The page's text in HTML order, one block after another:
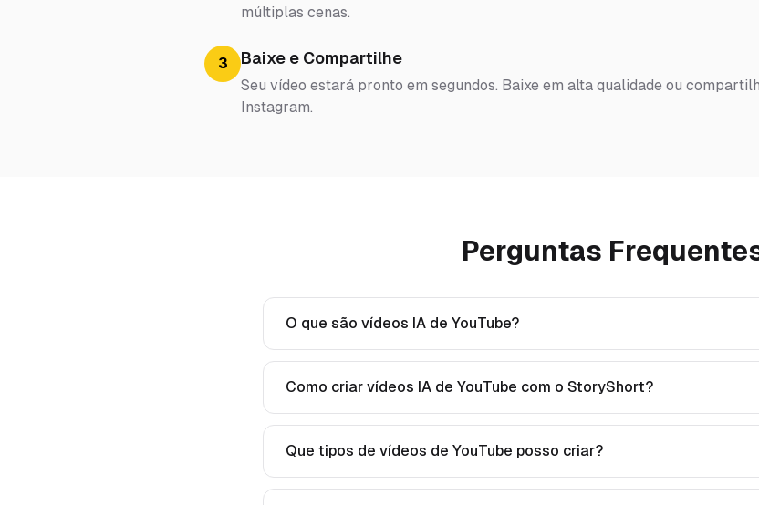
múltiplas cenas.
3 Baixe e Compartilhe
Seu vídeo estará pronto em segundos. Baixe em alta qualidade ou
Instagram.
Perguntas
O que são vídeos IA de YouTube?
Como criar vídeos IA de YouTube com o StoryShort?
Que tipos de vídeos de YouTube posso criar?